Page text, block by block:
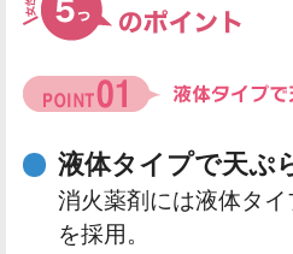
液体タイプで天ぷ
消火薬剤には液体タ
を採用。